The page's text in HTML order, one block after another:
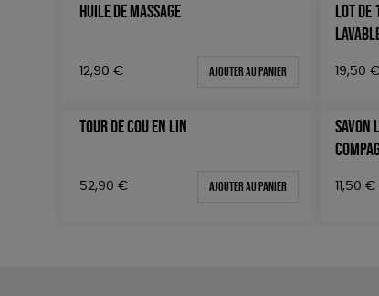
HUILE DE MASSAGE
12,90 € Ajouter au panier
LOT DE
19,50 €
TOUR DE COU EN LIN
52,90 € Ajouter au panier
SAVON
11,50 €